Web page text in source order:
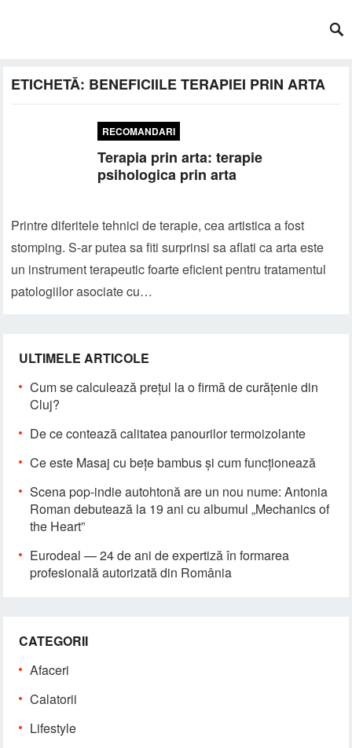
ETICHETĂ: BENEFICIILE TERAPIEI PRIN ARTA
RECOMANDARI
Terapia prin arta: terapie
psihologica prin arta
Printre diferitele tehnici de terapie, cea artistica a fost
stomping. S-ar putea sa fiti surprinsi sa aflati ca arta este
un instrument terapeutic foarte eficient pentru tratamentul
patologiilor asociate cu…
ULTIMELE ARTICOLE
Cum se calculează prețul la o firmă de curățenie din
Cluj?
De ce contează calitatea panourilor termoizolante
Ce este Masaj cu bețe bambus și cum funcționează
Scena pop-indie autohtonă are un nou nume: Antonia
Roman debutează la 19 ani cu albumul „Mechanics of
the Heart”
Eurodeal — 24 de ani de expertiză în formarea
profesională autorizată din România
CATEGORII
Afaceri
Calatorii
Lifestyle